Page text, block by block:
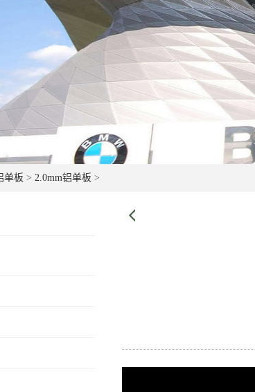
单板 > 2.0mm铝单板 >